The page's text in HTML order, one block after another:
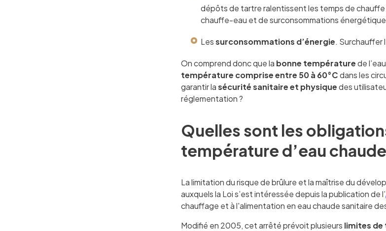
dépôts de tartre ralentissent les temps de chauffe
chauffe-eau et de surconsommations
Lessurconsommations d’énergie. Surchauffer
On comprend donc que la bonne températurede
température comprise entre 50 à 60°Cdans les
garantir lasécurité sanitaire et physiquedes
réglementation ?
Quelles sont les
température d’eau
La limitation du risque de brûlure et la maîtrise du
auxquels la Loi s’est intéressée depuis la publication de l’
chauffage et à l'alimentation en eau chaude sanitaire
Modifié en 2005, cet arrêté prévoit plusieurs limites